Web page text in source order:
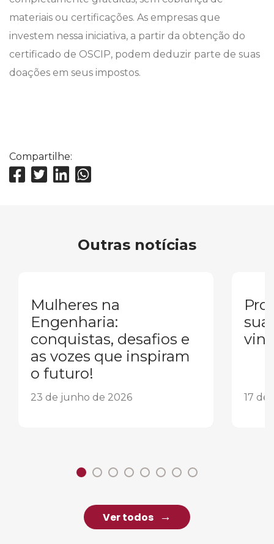
materiais ou certificações. As empresas que
investem nessa iniciativa, a partir da obtenção do
certificado de OSCIP, podem deduzir parte de suas
doações em seus impostos.
Compartilhe:
Outras notícias
Mulheres na
Engenharia:
conquistas, desafios e
as vozes que inspiram
o futuro!
23 de junho de 2026
sua
17 de
Ver todos